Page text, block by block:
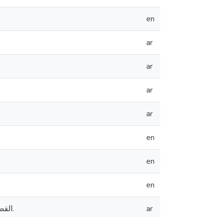
en
ar
ar
ar
ar
en
en
en
القضاء المستعجل في قانون أصول المحاكمات المدنية والتجارية الفلسطيني رقم 2 لسنة 2001. ar